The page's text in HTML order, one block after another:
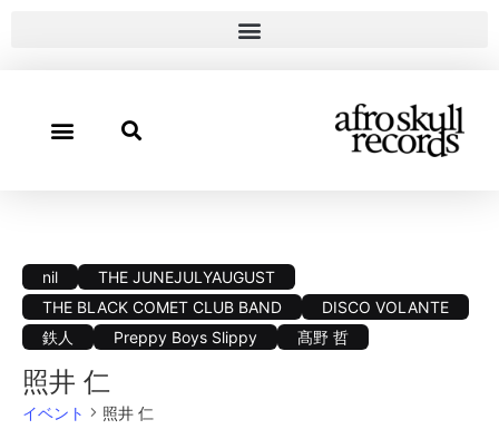
nil
THE JUNEJULYAUGUST
THE BLACK COMET CLUB BAND
DISCO VOLANTE
鉄人
Preppy Boys Slippy 髙野 哲
照井 仁
イベント 照井 仁